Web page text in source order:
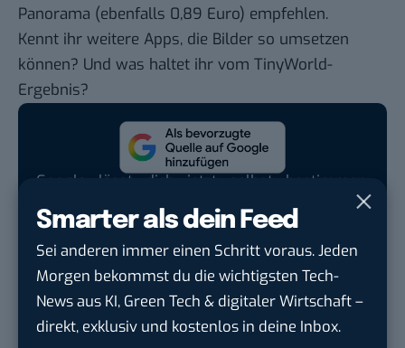
Smarter als dein Feed
Sei anderen immer einen Schritt voraus. Jeden
Morgen bekommst du die wichtigsten Tech-
News aus KI, Green Tech & digitaler Wirtschaft –
direkt, exklusiv und kostenlos in deine Inbox.
Panorama (ebenfalls 0,89 Euro) empfehlen.
Kennt ihr weitere Apps, die Bilder so umsetzen
können? Und was haltet ihr vom TinyWorld-
Ergebnis?
Google lässt dich jetzt selbst bestimmen,
welche Quellen du in der Suche häufiger
siehst. Mit zwei schnellen Klicks kannst du
BASIC thinking kostenlos als bevorzugte
Quelle hinzufügen und damit unabhängigen
Tech-Journalismus unterstützen. Vielen Dank!
Hier basicthinking.de hinzufügen